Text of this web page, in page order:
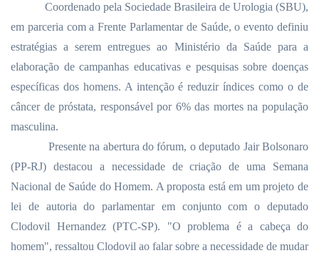
Coordenado pela Sociedade Brasileira de Urologia (SBU),
em parceria com a Frente Parlamentar de Saúde, o evento definiu
estratégias a serem entregues ao Ministério da Saúde para a
elaboração de campanhas educativas e pesquisas sobre doenças
específicas dos homens. A intenção é reduzir índices como o de
câncer de próstata, responsável por 6% das mortes na população
masculina.
Presente na abertura do fórum, o deputado Jair Bolsonaro
(PP-RJ) destacou a necessidade de criação de uma Semana
Nacional de Saúde do Homem. A proposta está em um projeto de
lei de autoria do parlamentar em conjunto com o deputado
Clodovil Hernandez (PTC-SP). "O problema é a cabeça do
homem", ressaltou Clodovil ao falar sobre a necessidade de mudar